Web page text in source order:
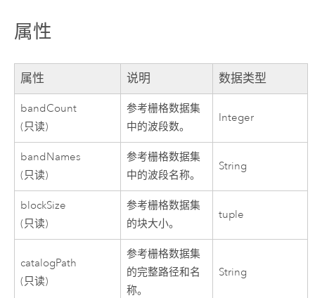
属性
属性 说明 数据类型
bandCount
(只读)
参考栅格数据集
中的波段数。
Integer
bandNames
(只读)
参考栅格数据集
中的波段名称。
String
blockSize
(只读)
参考栅格数据集
的块大小。
tuple
catalogPath
(只读)
参考栅格数据集
的完整路径和名
称。
String